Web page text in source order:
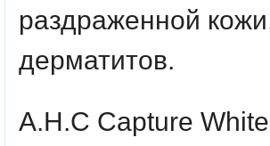
раздраженной
дерматитов.
A.H.C Capture